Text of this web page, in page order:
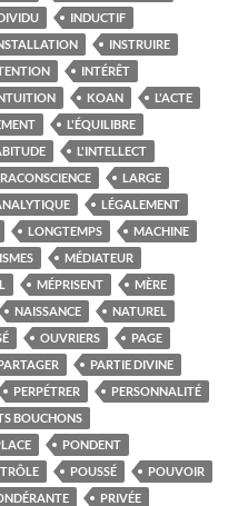
INDUCTIF
INSTRUIRE
INTÉRÊT
KOAN
L'ACTE
L'ÉQUILIBRE
L'INTELLECT
LARGE
LÉGALEMENT
LONGTEMPS
MACHINE
MÉDIATEUR
MÉPRISENT
MÈRE
NAISSANCE
NATUREL
OUVRIERS
PAGE
PARTIE DIVINE
PERPÉTRER
PERSONNALITÉ
BOUCHONS
PONDENT
POUSSÉ
POUVOIR
PRIVÉE